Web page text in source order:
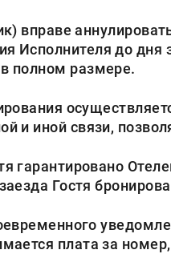
вправе
Исполнителя до
полном размере.
и иной связи,
гарантировано
Гостя
плата за